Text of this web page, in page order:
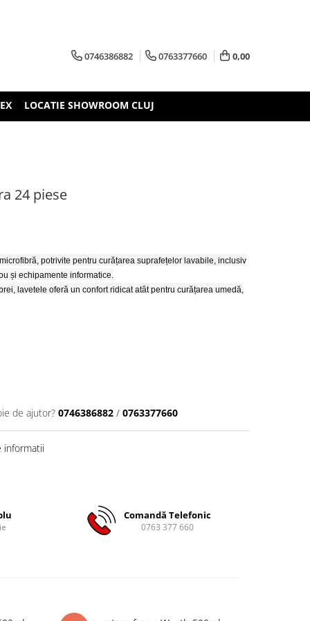
0746386882 0763377660 0,00
LOCATIE SHOWROOM CLUJ
24 piese
potrivite pentru curățarea suprafețelor lavabile, inclusiv
și echipamente informatice.
lavetele oferă un confort ridicat atât pentru curățarea umedă,
de ajutor? 0746386882 / 0763377660
informatii
Comandă Telefonic
0763 377 660